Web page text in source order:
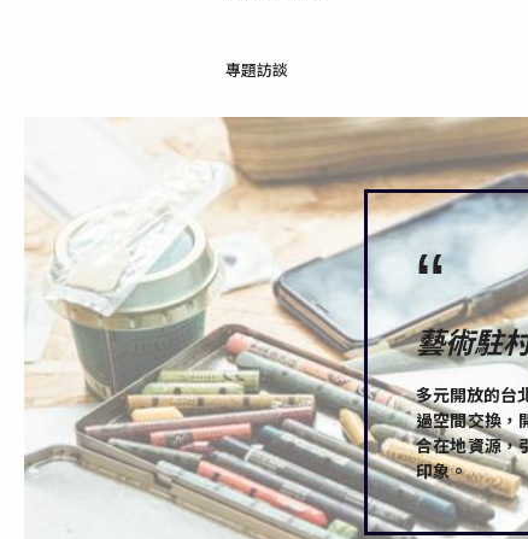
專題訪談
“
藝術駐
多元開放的台
過空間交換，
合在地資源，
印象。